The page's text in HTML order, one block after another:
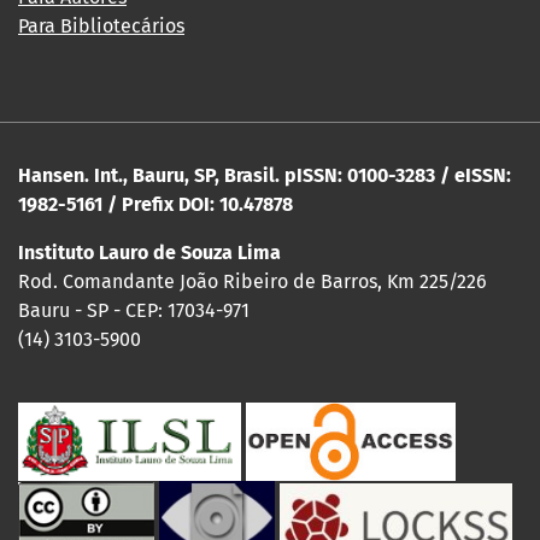
Para Bibliotecários
Hansen. Int., Bauru, SP, Brasil. pISSN: 0100-3283 / eISSN:
1982-5161 / Prefix DOI: 10.47878
Instituto Lauro de Souza Lima
Rod. Comandante João Ribeiro de Barros, Km 225/226
Bauru - SP - CEP: 17034-971
(14) 3103-5900